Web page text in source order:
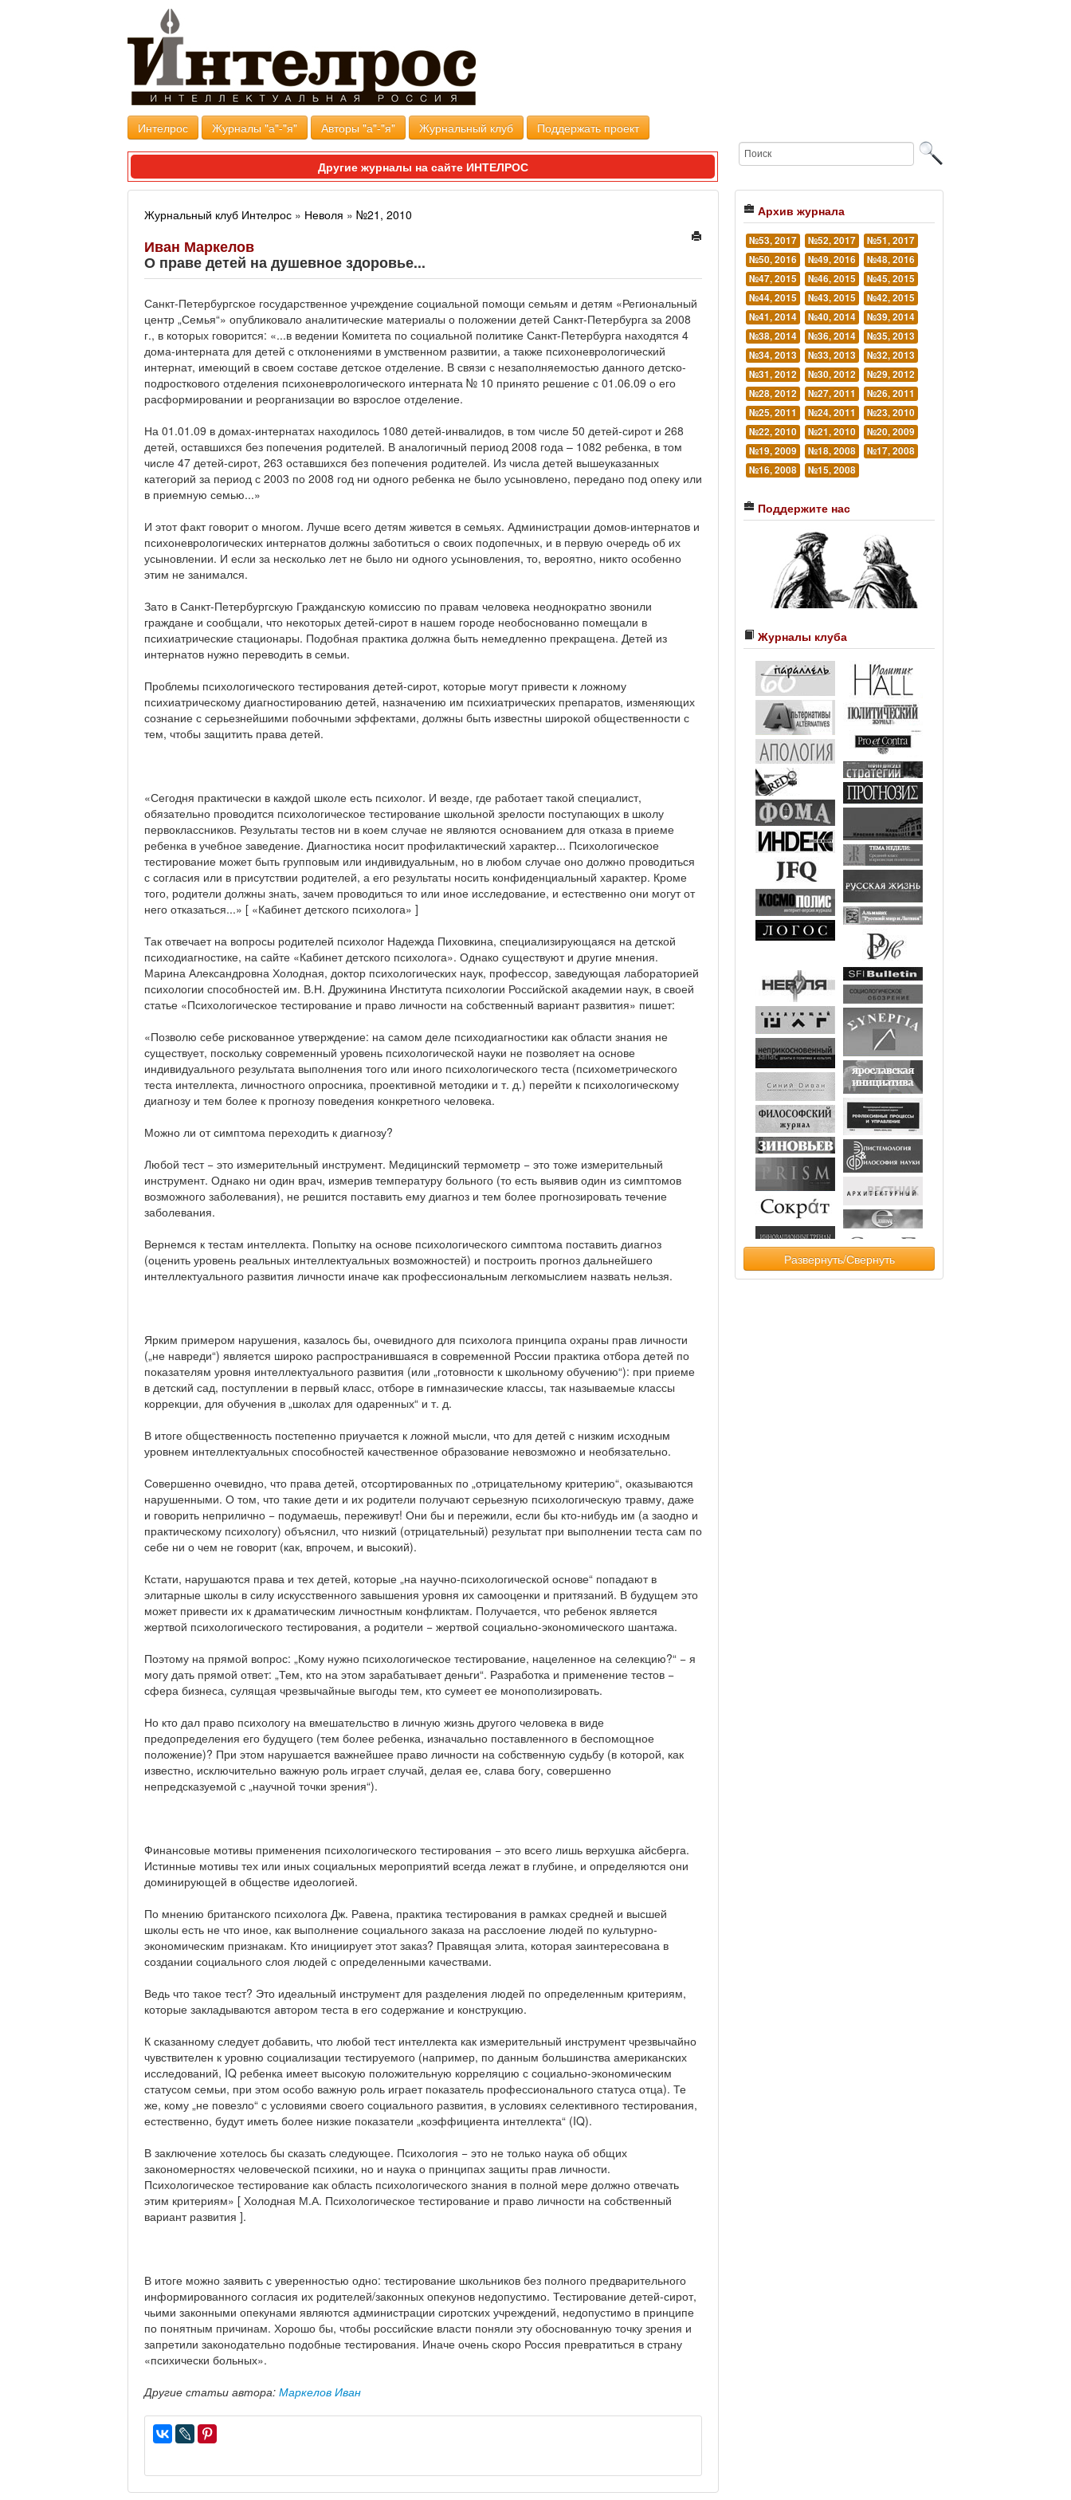
Интелрос Журналы "а"-"я" Авторы "а"-"я" Журнальный клуб Поддержать проект
Другие журналы на сайте ИНТЕЛРОС
Журнальный клуб Интелрос » Неволя » №21, 2010
Иван Маркелов
О праве детей на душевное здоровье...
Санкт-Петербургское государственное учреждение социальной помощи семьям и детям «Региональный
центр „Семья“» опубликовало аналитические материалы о положении детей Санкт-Петербурга за 2008
г., в которых говорится: «...в ведении Комитета по социальной политике Санкт-Петербурга находятся 4
дома-интерната для детей с отклонениями в умственном развитии, а также психоневрологический
интернат, имеющий в своем составе детское отделение. В связи с незаполняемостью данного детско-
подросткового отделения психоневрологического интерната № 10 принято решение с 01.06.09 о его
расформировании и реорганизации во взрослое отделение.
На 01.01.09 в домах-интернатах находилось 1080 детей-инвалидов, в том числе 50 детей-сирот и 268
детей, оставшихся без попечения родителей. В аналогичный период 2008 года – 1082 ребенка, в том
числе 47 детей-сирот, 263 оставшихся без попечения родителей. Из числа детей вышеуказанных
категорий за период с 2003 по 2008 год ни одного ребенка не было усыновлено, передано под опеку или
в приемную семью...»
И этот факт говорит о многом. Лучше всего детям живется в семьях. Администрации домов-интернатов и
психоневрологических интернатов должны заботиться о своих подопечных, и в первую очередь об их
усыновлении. И если за несколько лет не было ни одного усыновления, то, вероятно, никто особенно
этим не занимался.
Зато в Санкт-Петербургскую Гражданскую комиссию по правам человека неоднократно звонили
граждане и сообщали, что некоторых детей-сирот в нашем городе необоснованно помещали в
психиатрические стационары. Подобная практика должна быть немедленно прекращена. Детей из
интернатов нужно переводить в семьи.
Проблемы психологического тестирования детей-сирот, которые могут привести к ложному
психиатрическому диагностированию детей, назначению им психиатрических препаратов, изменяющих
сознание с серьезнейшими побочными эффектами, должны быть известны широкой общественности с
тем, чтобы защитить права детей.
«Сегодня практически в каждой школе есть психолог. И везде, где работает такой специалист,
обязательно проводится психологическое тестирование школьной зрелости поступающих в школу
первоклассников. Результаты тестов ни в коем случае не являются основанием для отказа в приеме
ребенка в учебное заведение. Диагностика носит профилактический характер... Психологическое
тестирование может быть групповым или индивидуальным, но в любом случае оно должно проводиться
с согласия или в присутствии родителей, а его результаты носить конфиденциальный характер. Кроме
того, родители должны знать, зачем проводиться то или иное исследование, и естественно они могут от
него отказаться...» [ «Кабинет детского психолога» ]
Так отвечает на вопросы родителей психолог Надежда Пиховкина, специализирующаяся на детской
психодиагностике, на сайте «Кабинет детского психолога». Однако существуют и другие мнения.
Марина Александровна Холодная, доктор психологических наук, профессор, заведующая лабораторией
психологии способностей им. В.Н. Дружинина Института психологии Российской академии наук, в своей
статье «Психологическое тестирование и право личности на собственный вариант развития» пишет:
«Позволю себе рискованное утверждение: на самом деле психодиагностики как области знания не
существует, поскольку современный уровень психологической науки не позволяет на основе
индивидуального результата выполнения того или иного психологического теста (психометрического
теста интеллекта, личностного опросника, проективной методики и т. д.) перейти к психологическому
диагнозу и тем более к прогнозу поведения конкретного человека.
Можно ли от симптома переходить к диагнозу?
Любой тест − это измерительный инструмент. Медицинский термометр − это тоже измерительный
инструмент. Однако ни один врач, измерив температуру больного (то есть выявив один из симптомов
возможного заболевания), не решится поставить ему диагноз и тем более прогнозировать течение
заболевания.
Вернемся к тестам интеллекта. Попытку на основе психологического симптома поставить диагноз
(оценить уровень реальных интеллектуальных возможностей) и построить прогноз дальнейшего
интеллектуального развития личности иначе как профессиональным легкомыслием назвать нельзя.
Ярким примером нарушения, казалось бы, очевидного для психолога принципа охраны прав личности
(„не навреди“) является широко распространившаяся в современной России практика отбора детей по
показателям уровня интеллектуального развития (или „готовности к школьному обучению“): при приеме
в детский сад, поступлении в первый класс, отборе в гимназические классы, так называемые классы
коррекции, для обучения в „школах для одаренных“ и т. д.
В итоге общественность постепенно приучается к ложной мысли, что для детей с низким исходным
уровнем интеллектуальных способностей качественное образование невозможно и необязательно.
Совершенно очевидно, что права детей, отсортированных по „отрицательному критерию“, оказываются
нарушенными. О том, что такие дети и их родители получают серьезную психологическую травму, даже
и говорить неприлично − подумаешь, переживут! Они бы и пережили, если бы кто-нибудь им (а заодно и
практическому психологу) объяснил, что низкий (отрицательный) результат при выполнении теста сам по
себе ни о чем не говорит (как, впрочем, и высокий).
Кстати, нарушаются права и тех детей, которые „на научно-психологической основе“ попадают в
элитарные школы в силу искусственного завышения уровня их самооценки и притязаний. В будущем это
может привести их к драматическим личностным конфликтам. Получается, что ребенок является
жертвой психологического тестирования, а родители − жертвой социально-экономического шантажа.
Поэтому на прямой вопрос: „Кому нужно психологическое тестирование, нацеленное на селекцию?“ − я
могу дать прямой ответ: „Тем, кто на этом зарабатывает деньги“. Разработка и применение тестов −
сфера бизнеса, сулящая чрезвычайные выгоды тем, кто сумеет ее монополизировать.
Но кто дал право психологу на вмешательство в личную жизнь другого человека в виде
предопределения его будущего (тем более ребенка, изначально поставленного в беспомощное
положение)? При этом нарушается важнейшее право личности на собственную судьбу (в которой, как
известно, исключительно важную роль играет случай, делая ее, слава богу, совершенно
непредсказуемой с „научной точки зрения“).
Финансовые мотивы применения психологического тестирования − это всего лишь верхушка айсберга.
Истинные мотивы тех или иных социальных мероприятий всегда лежат в глубине, и определяются они
доминирующей в обществе идеологией.
По мнению британского психолога Дж. Равена, практика тестирования в рамках средней и высшей
школы есть не что иное, как выполнение социального заказа на расслоение людей по культурно-
экономическим признакам. Кто инициирует этот заказ? Правящая элита, которая заинтересована в
создании социального слоя людей с определенными качествами.
Ведь что такое тест? Это идеальный инструмент для разделения людей по определенным критериям,
которые закладываются автором теста в его содержание и конструкцию.
К сказанному следует добавить, что любой тест интеллекта как измерительный инструмент чрезвычайно
чувствителен к уровню социализации тестируемого (например, по данным большинства американских
исследований, IQ ребенка имеет высокую положительную корреляцию с социально-экономическим
статусом семьи, при этом особо важную роль играет показатель профессионального статуса отца). Те
же, кому „не повезло“ с условиями своего социального развития, в условиях селективного тестирования,
естественно, будут иметь более низкие показатели „коэффициента интеллекта“ (IQ).
В заключение хотелось бы сказать следующее. Психология − это не только наука об общих
закономерностях человеческой психики, но и наука о принципах защиты прав личности.
Психологическое тестирование как область психологического знания в полной мере должно отвечать
этим критериям» [ Холодная М.А. Психологическое тестирование и право личности на собственный
вариант развития ].
В итоге можно заявить с уверенностью одно: тестирование школьников без полного предварительного
информированного согласия их родителей/законных опекунов недопустимо. Тестирование детей-сирот,
чьими законными опекунами являются администрации сиротских учреждений, недопустимо в принципе
по понятным причинам. Хорошо бы, чтобы российские власти поняли эту обоснованную точку зрения и
запретили законодательно подобные тестирования. Иначе очень скоро Россия превратиться в страну
«психически больных».
Другие статьи автора: Маркелов Иван
Архив журнала
№53, 2017 №52, 2017
№51, 2017
№50, 2016
№49, 2016
№48, 2016
№47, 2015
№46, 2015
№45, 2015
№44, 2015
№43, 2015
№42, 2015
№41, 2014
№40, 2014
№39, 2014
№38, 2014
№36, 2014
№35, 2013
№34, 2013
№33, 2013
№32, 2013
№31, 2012
№30, 2012
№29, 2012
№28, 2012
№27, 2011
№26, 2011
№25, 2011
№24, 2011
№23, 2010
№22, 2010
№21, 2010
№20, 2009
№19, 2009
№18, 2008
№17, 2008
№16, 2008
№15, 2008
Поддержите нас
Журналы клуба
Развернуть/Свернуть